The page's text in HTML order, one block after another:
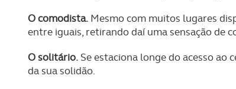
O comodista. Mesmo com muitos lugares
entre iguais, retirando daí uma sensação de
O solitário. Se estaciona longe do acesso
da sua solidão.